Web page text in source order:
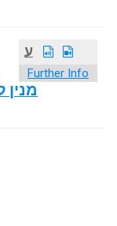
ע
Further Info